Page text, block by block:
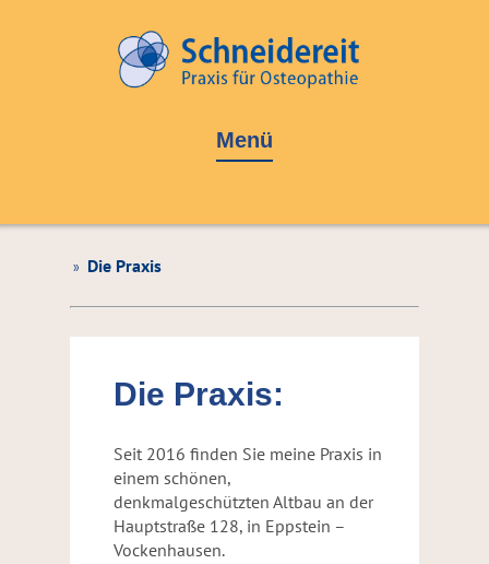
Menü
» Die Praxis
Die Praxis:
Seit 2016 finden Sie meine Praxis in
einem schönen,
denkmalgeschützten Altbau an der
Hauptstraße 128, in Eppstein –
Vockenhausen.